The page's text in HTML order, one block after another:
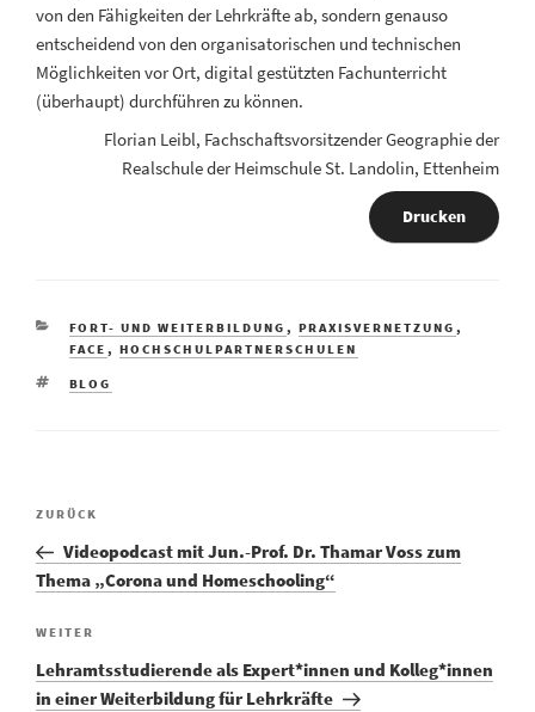
von den Fähigkeiten der Lehrkräfte ab, sondern genauso
entscheidend von den organisatorischen und technischen
Möglichkeiten vor Ort, digital gestützten Fachunterricht
(überhaupt) durchführen zu können.
Florian Leibl, Fachschaftsvorsitzender Geographie der
Realschule der Heimschule St. Landolin, Ettenheim
Drucken
FORT- UND WEITERBILDUNG , PRAXISVERNETZUNG ,
FACE , HOCHSCHULPARTNERSCHULEN
BLOG
ZURÜCK
Videopodcast mit Jun.-Prof. Dr. Thamar Voss zum
Thema „Corona und Homeschooling“
WEITER
Lehramtsstudierende als Expert*innen und Kolleg*innen
in einer Weiterbildung für Lehrkräfte